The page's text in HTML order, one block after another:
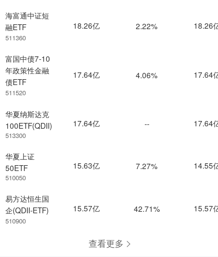
海富通中证短
融ETF
511360
富国中债7-10
年政策性金融
债ETF
511520
华夏纳斯达克
100ETF(QDII)
513300
华夏上证
50ETF
510050
易方达恒生国
企(QDII-ETF)
510900
18.26亿 2.22% 18.26
17.64亿 4.06% 17.64
17.64亿 -- 17.64
15.63亿 7.27% 14.55
15.57亿 42.71% 15.57
查看更多